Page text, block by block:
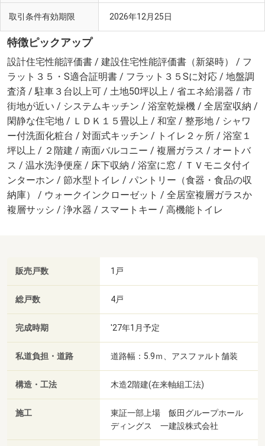
取引条件有効期限 2026年12月25日
特徴ピックアップ
設計住宅性能評価書 / 建設住宅性能評価書（新築時） / フ
ラット３５・S適合証明書 / フラット３５Sに対応 / 地盤調
査済 / 駐車３台以上可 / 土地50坪以上 / 省エネ給湯器 / 市
街地が近い / システムキッチン / 浴室乾燥機 / 全居室収納 /
閑静な住宅地 / ＬＤＫ１５畳以上 / 和室 / 整形地 / シャワ
ー付洗面化粧台 / 対面式キッチン / トイレ２ヶ所 / 浴室１
坪以上 / ２階建 / 南面バルコニー / 複層ガラス / オートバ
ス / 温水洗浄便座 / 床下収納 / 浴室に窓 / ＴＶモニタ付イ
ンターホン / 節水型トイレ / パントリー（食器・食品の収
納庫） / ウォークインクローゼット / 全居室複層ガラスか
複層サッシ / 浄水器 / スマートキー / 高機能トイレ
販売戸数 1戸
総戸数 4戸
完成時期 '27年1月予定
私道負担・道路 道路幅：5.9ｍ、アスファルト舗装
構造・工法 木造2階建(在来軸組工法)
施工
東証一部上場 飯田グループホール
ディングス 一建設株式会社